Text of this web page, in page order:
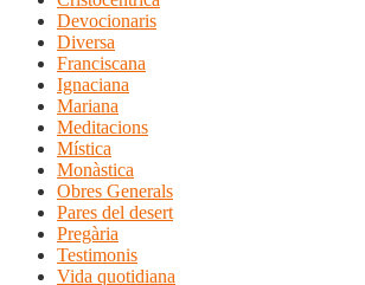
Devocionaris
Diversa
Franciscana
Ignaciana
Mariana
Meditacions
Mística
Monàstica
Obres Generals
Pares del desert
Pregària
Testimonis
Vida quotidiana